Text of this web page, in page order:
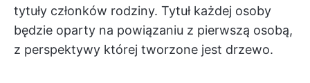
tytuły członków rodziny. Tytuł każdej osoby
będzie oparty na powiązaniu z pierwszą osobą,
z perspektywy której tworzone jest drzewo.